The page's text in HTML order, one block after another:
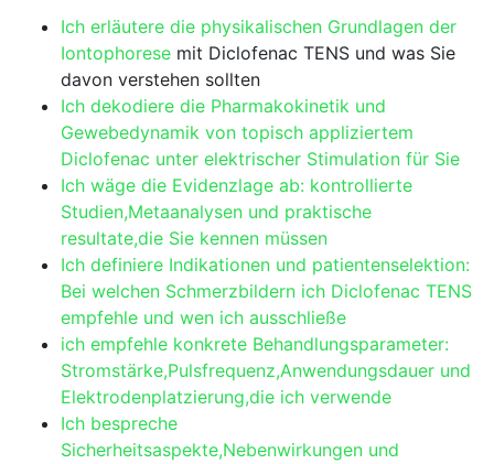
Ich erläutere die physikalischen Grundlagen der
Iontophorese ⁣ mit Diclofenac TENS ⁣und was Sie
davon verstehen sollten
Ich dekodiere die Pharmakokinetik und
Gewebedynamik von topisch appliziertem
Diclofenac unter elektrischer ‍Stimulation für Sie
Ich wäge die Evidenzlage ab: kontrollierte
Studien,Metaanalysen und praktische
⁣resultate,die Sie kennen müssen
Ich definiere Indikationen und patientenselektion:
Bei​ welchen Schmerzbildern ich Diclofenac TENS
empfehle und wen ich ausschließe
ich empfehle konkrete Behandlungsparameter:
Stromstärke,Pulsfrequenz,Anwendungsdauer und
Elektrodenplatzierung,die ich verwende
Ich bespreche
Sicherheitsaspekte,Nebenwirkungen und